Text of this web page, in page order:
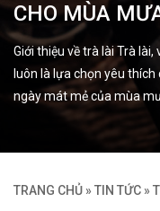
CHO MÙA
Giới thiệu về trà lài Trà
luôn là lựa chọn yêu
ngày mát mẻ của mùa
TRANG CHỦ » TIN TỨC »